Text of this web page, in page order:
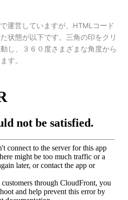
運営していますが、HTMLコード
状態が以下です。三角の印をクリ
し、３６０度さまざまな角度から
す。